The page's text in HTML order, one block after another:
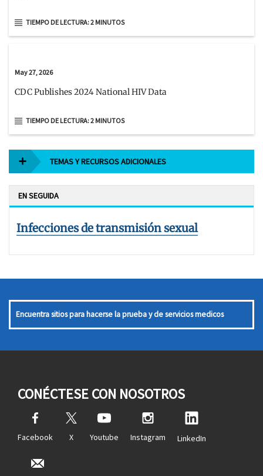
TIEMPO DE LECTURA: 2 MINUTOS
May 27, 2026
CDC Publishes 2024 National HIV Data
TIEMPO DE LECTURA: 2 MINUTOS
TEMAS Y RECURSOS ADICIONALES
EN SEGUIDA
Infecciones de transmisión sexual
Encuentra sitios para hacerse la prueba y de servicios medicos
CONÉCTESE CON NOSOTROS
Facebook X Youtube Instagram LinkedIn